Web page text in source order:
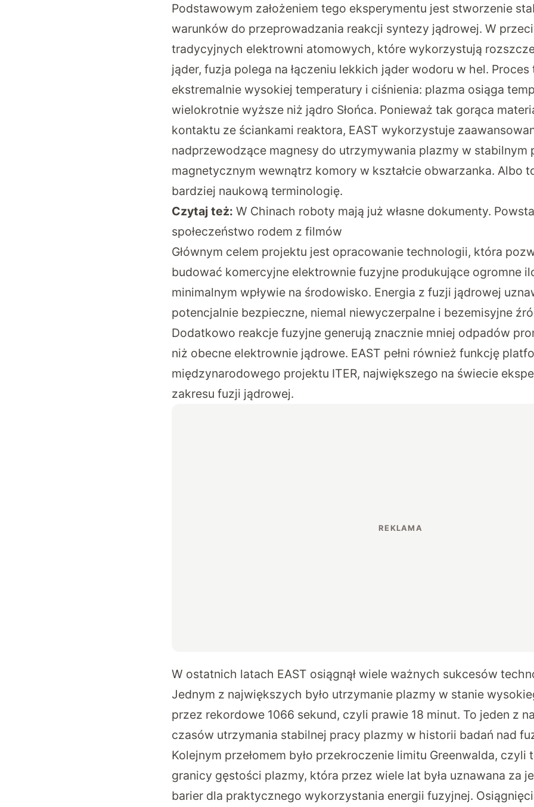
Podstawowym założeniem tego eksperymentu jest stworzenie
warunków do przeprowadzania reakcji syntezy jądrowej. W
tradycyjnych elektrowni atomowych, które wykorzystują
jąder, fuzja polega na łączeniu lekkich jąder wodoru w hel. Proces
ekstremalnie wysokiej temperatury i ciśnienia: plazma osiąga
wielokrotnie wyższe niż jądro Słońca. Ponieważ tak gorąca
kontaktu ze ściankami reaktora, EAST wykorzystuje
nadprzewodzące magnesy do utrzymywania plazmy w stabilnym
magnetycznym wewnątrz komory w kształcie obwarzanka. Albo
bardziej naukową terminologię.
Czytaj też: W Chinach roboty mają już własne dokumenty.
społeczeństwo rodem z filmów
Głównym celem projektu jest opracowanie technologii, która
budować komercyjne elektrownie fuzyjne produkujące ogromne
minimalnym wpływie na środowisko. Energia z fuzji jądrowej
potencjalnie bezpieczne, niemal niewyczerpalne i bezemisyjne
Dodatkowo reakcje fuzyjne generują znacznie mniej odpadów
niż obecne elektrownie jądrowe. EAST pełni również funkcję
międzynarodowego projektu ITER, największego na świecie
zakresu fuzji jądrowej.
W ostatnich latach EAST osiągnął wiele ważnych sukcesów
Jednym z największych było utrzymanie plazmy w stanie
przez rekordowe 1066 sekund, czyli prawie 18 minut. To jeden z
czasów utrzymania stabilnej pracy plazmy w historii badań nad
Kolejnym przełomem było przekroczenie limitu Greenwalda, czyli
granicy gęstości plazmy, która przez wiele lat była uznawana za
barier dla praktycznego wykorzystania energii fuzyjnej.